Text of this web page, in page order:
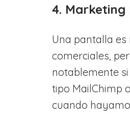
4.
Una pantalla
comerciales,
notablemente
tipo MailChimp
cuando